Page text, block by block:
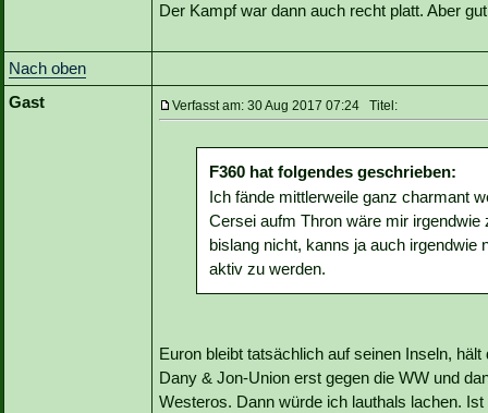
Der Kampf war dann auch recht platt. Aber
Nach oben
Gast
Verfasst am: 30 Aug 2017 07:24 Titel:
F360 hat folgendes geschrieben:
Ich fände mittlerweile ganz charmant
Cersei aufm Thron wäre mir
bislang nicht, kanns ja auch irgendwie
aktiv zu werden.
Euron bleibt tatsächlich auf seinen Inseln,
Dany & Jon-Union erst gegen die WW und
Westeros. Dann würde ich lauthals lachen.